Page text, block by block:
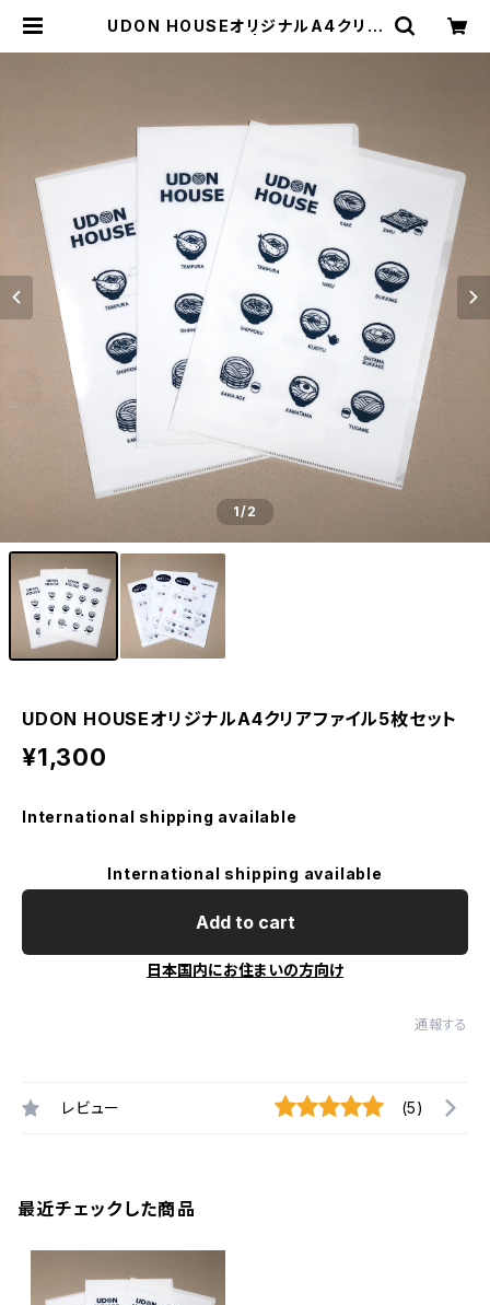
UDON HOUSEオリジナルA4クリア
1/2
UDON HOUSEオリジナルA4クリアファイル5枚セット
¥1,300
International shipping available
International shipping available
Add to cart
日本国内にお住まいの方向け
通報する
レビュー (5)
最近チェックした商品